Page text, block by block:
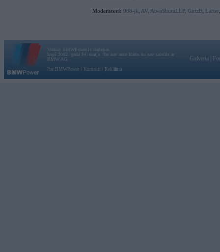
Moderatori: 968-jk AV AiwaShuraLLP, GirtzB Lafter
Vortāls BMWPower.lv darbojas
kopš 2002. gada 14. maija. Tas nav auto klubs un nav saistīts ar
BMW AG.
Par BMWPower
Kontakti Reklāma
Galvena